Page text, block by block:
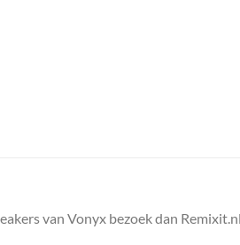
van Vonyx bezoek dan